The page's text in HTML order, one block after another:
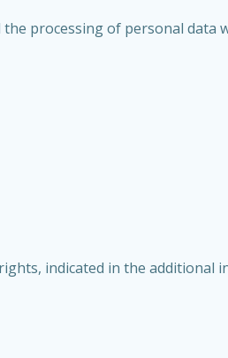
the processing of personal
indicated in the additional